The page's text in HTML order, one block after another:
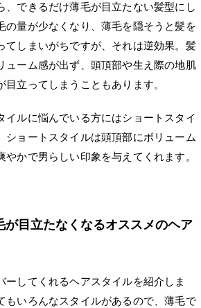
、できるだけ薄毛が目立たない髪型にし
の量が少なくなり、薄毛を隠そうと髪を
てしまいがちですが、それは逆効果。髪
ューム感が出ず、頭頂部や生え際の地肌
立ってしまうこともあります。
イルに悩んでいる方にはショートスタイ
ショートスタイルは頭頂部にボリューム
やかで男らしい印象を与えてくれます。
が目立たなくなるオススメのヘア
ーしてくれるヘアスタイルを紹介しま
もいろんなスタイルがあるので、薄毛で